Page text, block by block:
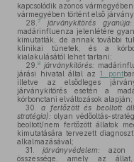
kapcsolódik azonos
vármegyében történt első
28. 7 járványkitörés gyanúja:
madárinfluenza jelenlétére
kimutatták, de annak további
klinikai tünetek, és a
kialakulásától lehet tartani;
29. 8 járványkitörés:
járási hivatal által az 1. pont
illetve az elsődleges
járványkitörés esetén a
kórbonctani elváltozások alapján;
30.
a fertőzött és beoltott
stratégia): olyan védőoltás-
beoltott/nem fertőzött állatok
kimutatására tervezett
alkalmazásával;
31.
járványvédelem:
azon
összessége, amely az